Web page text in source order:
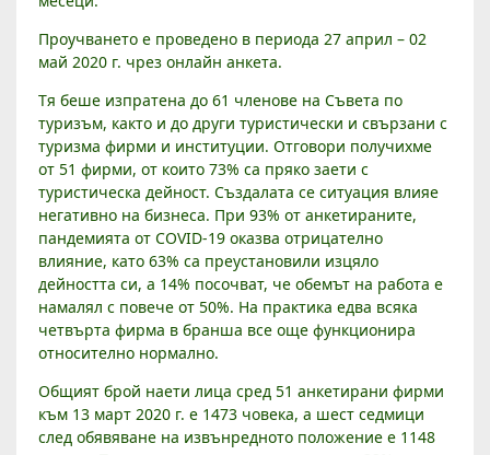
З
А
Т
А
С
П
Р
Я
Д
В
Е
Т
Р
Е
Т
И
О
Т
Проучването е проведено в периода 27 април – 02
май 2020 г. чрез онлайн анкета.
Тя беше изпратена до 61 членове на Съвета по
туризъм, както и до други туристически и свързани с
туризма фирми и институции. Отговори получихме
от 51 фирми, от които 73% са пряко заети с
туристическа дейност. Създалата се ситуация влияе
негативно на бизнеса. При 93% от анкетираните,
пандемията от COVID-19 оказва отрицателно
влияние, като 63% са преустановили изцяло
дейността си, а 14% посочват, че обемът на работа е
намалял с повече от 50%. На практика едва всяка
четвърта фирма в бранша все още функционира
относително нормално.
Общият брой наети лица сред 51 анкетирани фирми
към 13 март 2020 г. е 1473 човека, а шест седмици
след обявяване на извънредното положение е 1148